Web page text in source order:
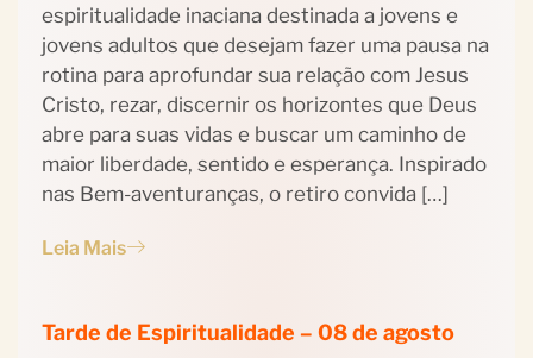
espiritualidade inaciana destinada a jovens e
jovens adultos que desejam fazer uma pausa na
rotina para aprofundar sua relação com Jesus
Cristo, rezar, discernir os horizontes que Deus
abre para suas vidas e buscar um caminho de
maior liberdade, sentido e esperança. Inspirado
nas Bem-aventuranças, o retiro convida […]
Leia Mais
Tarde de Espiritualidade – 08 de agosto